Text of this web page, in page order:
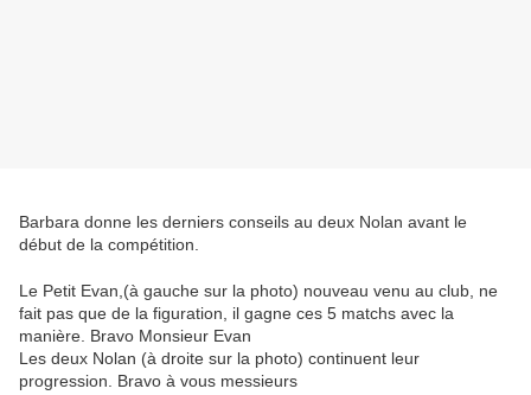
Barbara donne les derniers conseils au deux Nolan avant le
début de la compétition.
Le Petit Evan,(à gauche sur la photo) nouveau venu au club, ne
fait pas que de la figuration, il gagne ces 5 matchs avec la
manière. Bravo Monsieur Evan
Les deux Nolan (à droite sur la photo) continuent leur
progression. Bravo à vous messieurs